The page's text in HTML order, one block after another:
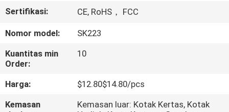
TENTANG
KAMI
TUR
PABRIK
Sertifikasi:
CE, RoHS， FCC
Nomor model:
SK223
Kuantitas min
Order:
10
Harga:
$12.80$14.80/pcs
Kemasan
Kemasan luar: Kotak Kertas, Kotak